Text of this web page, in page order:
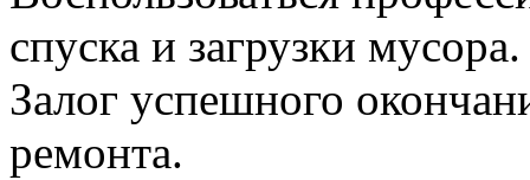
спуска и загрузки мусора.
Залог успешного
ремонта.